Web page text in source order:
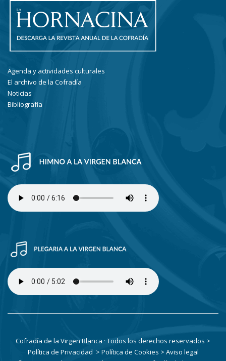
Agenda y actividades culturales
El archivo de la Cofradía
Noticias
Bibliografía
Cofradía de la Virgen Blanca · Todos los derechos reservados >
Política de Privacidad > Política de Cookies > Aviso legal